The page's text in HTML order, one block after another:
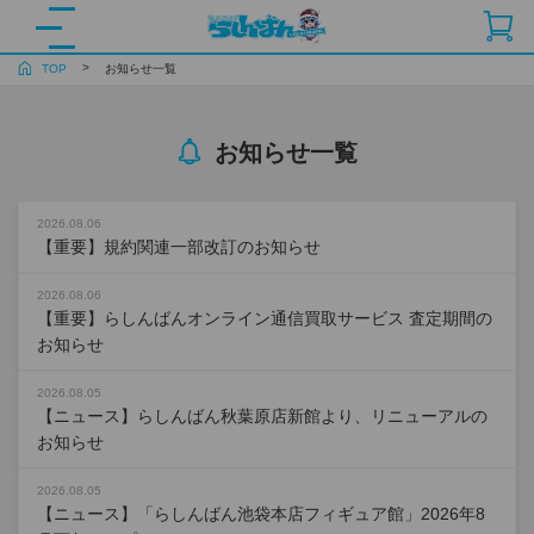
TOP お知らせ一覧
お知らせ一覧
2026.08.06
【重要】規約関連一部改訂のお知らせ
2026.08.06
【重要】らしんばんオンライン通信買取サービス 査定期間の
お知らせ
2026.08.05
【ニュース】らしんばん秋葉原店新館より、リニューアルの
お知らせ
2026.08.05
【ニュース】「らしんばん池袋本店フィギュア館」2026年8